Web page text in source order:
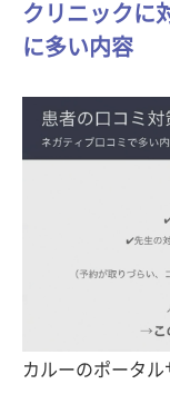
クリニックに
に多い内容
カルーのポータ